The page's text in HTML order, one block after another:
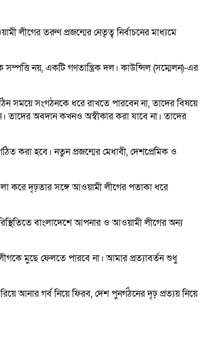
লীগের তরুণ প্রজন্মের নেতৃত্ব নির্বাচনের মাধ্যমে
সম্পত্তি নয়, একটি গণতান্ত্রিক দল। কাউন্সিল (সম্মেলন)-এর
সময়ে সংগঠনকে ধরে রাখতে পারবেন না, তাদের বিষয়ে
তাদের অবদান কখনও অস্বীকার করা যাবে না। তাদের
করা হবে। নতুন প্রজন্মের মেধাবী, দেশপ্রেমিক ও
করে দৃঢ়তার সঙ্গে আওয়ামী লীগের পতাকা ধরে
বাংলাদেশে আপনার ও আওয়ামী লীগের অন্য
মুছে ফেলতে পারবে না। আমার প্রত্যাবর্তন শুধু
আনার গর্ব নিয়ে ফিরব, দেশ পুনর্গঠনের দৃঢ় প্রত্যয় নিয়ে